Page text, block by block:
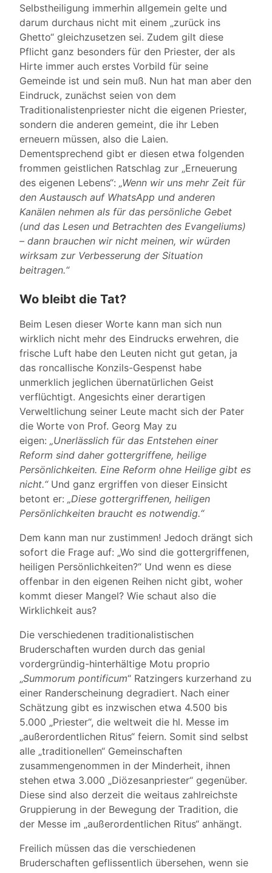
Selbstheiligung immerhin allgemein gelte und
darum durchaus nicht mit einem „zurück ins
Ghetto“ gleichzusetzen sei. Zudem gilt diese
Pflicht ganz besonders für den Priester, der als
Hirte immer auch erstes Vorbild für seine
Gemeinde ist und sein muß. Nun hat man aber den
Eindruck, zunächst seien von dem
Traditionalistenpriester nicht die eigenen Priester,
sondern die anderen gemeint, die ihr Leben
erneuern müssen, also die Laien.
Dementsprechend gibt er diesen etwa folgenden
frommen geistlichen Ratschlag zur „Erneuerung
des eigenen Lebens“: „Wenn wir uns mehr Zeit für
den Austausch auf WhatsApp und anderen
Kanälen nehmen als für das persönliche Gebet
(und das Lesen und Betrachten des Evangeliums)
– dann brauchen wir nicht meinen, wir würden
wirksam zur Verbesserung der Situation
beitragen.“
Wo bleibt die Tat?
Beim Lesen dieser Worte kann man sich nun
wirklich nicht mehr des Eindrucks erwehren, die
frische Luft habe den Leuten nicht gut getan, ja
das roncallische Konzils-Gespenst habe
unmerklich jeglichen übernatürlichen Geist
verflüchtigt. Angesichts einer derartigen
Verweltlichung seiner Leute macht sich der Pater
die Worte von Prof. Georg May zu
eigen: „Unerlässlich für das Entstehen einer
Reform sind daher gottergriffene, heilige
Persönlichkeiten. Eine Reform ohne Heilige gibt es
nicht.“Und ganz ergriffen von dieser Einsicht
betont er: „Diese gottergriffenen, heiligen
Persönlichkeiten braucht es notwendig.“
Dem kann man nur zustimmen! Jedoch drängt sich
sofort die Frage auf: „Wo sind die gottergriffenen,
heiligen Persönlichkeiten?“ Und wenn es diese
offenbar in den eigenen Reihen nicht gibt, woher
kommt dieser Mangel? Wie schaut also die
Wirklichkeit aus?
Die verschiedenen traditionalistischen
Bruderschaften wurden durch das genial
vordergründig-hinterhältige Motu proprio
„Summorum pontificum“ Ratzingers kurzerhand zu
einer Randerscheinung degradiert. Nach einer
Schätzung gibt es inzwischen etwa 4.500 bis
5.000 „Priester“, die weltweit die hl. Messe im
„außerordentlichen Ritus“ feiern. Somit sind selbst
alle „traditionellen“ Gemeinschaften
zusammengenommen in der Minderheit, ihnen
stehen etwa 3.000 „Diözesanpriester“ gegenüber.
Diese sind also derzeit die weitaus zahlreichste
Gruppierung in der Bewegung der Tradition, die
der Messe im „außerordentlichen Ritus“ anhängt.
Freilich müssen das die verschiedenen
Bruderschaften geflissentlich übersehen, wenn sie